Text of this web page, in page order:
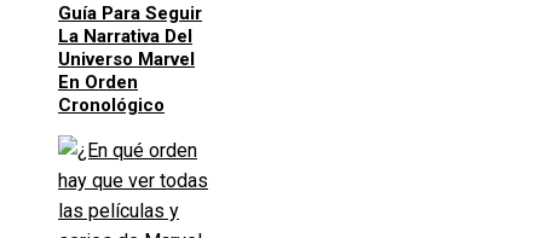
Guía Para Seguir
La Narrativa Del
Universo Marvel
En Orden
Cronológico